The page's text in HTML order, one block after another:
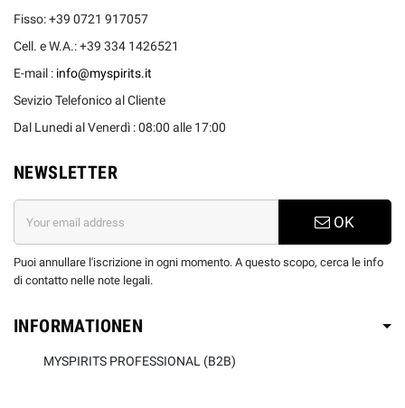
Fisso: +39 0721 917057
Cell. e W.A.: +39 334 1426521
E-mail : info@myspirits.it
Sevizio Telefonico al Cliente
Dal Lunedi al Venerdì : 08:00 alle 17:00
NEWSLETTER
OK
Puoi annullare l'iscrizione in ogni momento. A questo scopo, cerca le info
di contatto nelle note legali.
INFORMATIONEN
MYSPIRITS PROFESSIONAL (B2B)